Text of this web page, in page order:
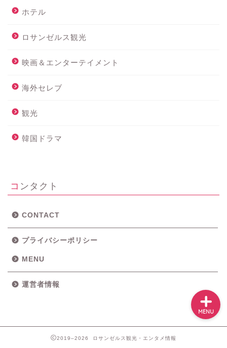
ホテル
ロサンゼルス観光
映画＆エンターテイメント
海外セレブ
観光
韓国ドラマ
コンタクト
CONTACT
プライバシーポリシー
MENU
運営者情報
2019–2026 ロサンゼルス観光・エンタメ情報
MENU